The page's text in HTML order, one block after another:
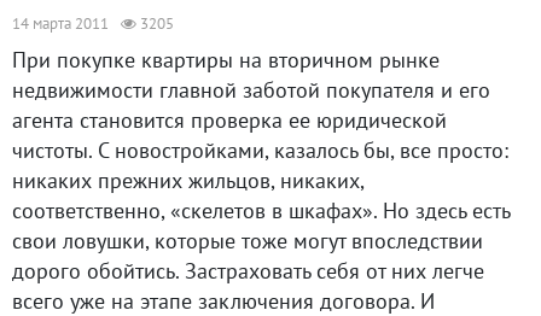
14 марта 2011 3205
При покупке квартиры на вторичном рынке
недвижимости главной заботой покупателя и его
агента становится проверка ее юридической
чистоты. С новостройками, казалось бы, все просто:
никаких прежних жильцов, никаких,
соответственно, «скелетов в шкафах». Но здесь есть
свои ловушки, которые тоже могут впоследствии
дорого обойтись. Застраховать себя от них легче
всего уже на этапе заключения договора. И